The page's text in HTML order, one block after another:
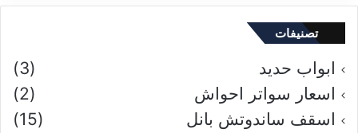
تصنيفات
ابواب حديد
(3)
اسعار سواتر احواش
(2)
اسقف ساندوتش بانل
(15)